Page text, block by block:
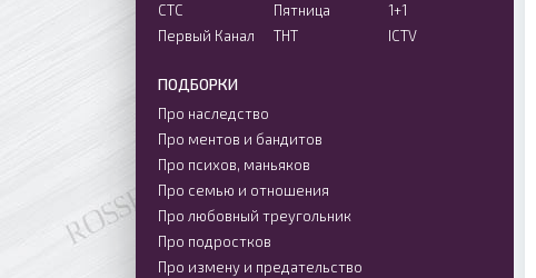
СТС
Первый Канал
Пятница
ТНТ
1+1
ICTV
ПОДБОРКИ
Про наследство
Про ментов и бандитов
Про психов, маньяков
Про семью и отношения
Про любовный треугольник
Про подростков
Про измену и предательство